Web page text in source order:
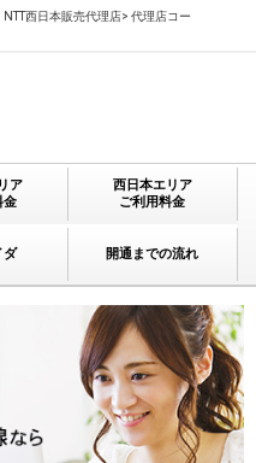
西日本販売代理店> 代理店コー
ア
金
西日本エリア
ご利用料金
ダ 開通までの流れ